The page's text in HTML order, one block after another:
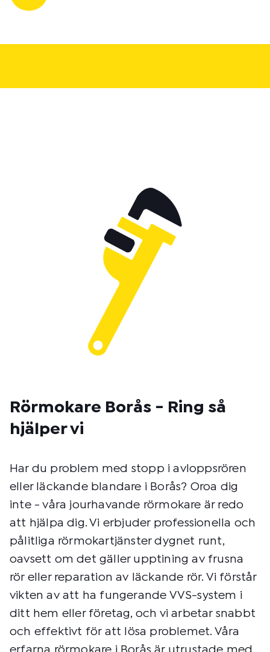
Rörmokare Borås - Ring så
hjälper vi
Har du problem med stopp i avloppsrören
eller läckande blandare i Borås? Oroa dig
inte - våra jourhavande rörmokare är redo
att hjälpa dig. Vi erbjuder professionella och
pålitliga rörmokartjänster dygnet runt,
oavsett om det gäller upptining av frusna
rör eller reparation av läckande rör. Vi förstår
vikten av att ha fungerande VVS-system i
ditt hem eller företag, och vi arbetar snabbt
och effektivt för att lösa problemet. Våra
erfarna rörmokare i Borås är utrustade med